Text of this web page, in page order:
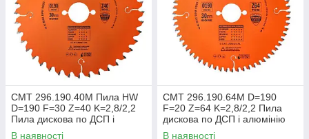
СМТ 296.190.40M Пила HW
D=190 F=30 Z=40 K=2,8/2,2
Пила дискова по ДСП і
алюмінію
В наявності
СМТ 296.190.64M D=190
F=20 Z=64 K=2,8/2,2 Пила
дискова по ДСП і алюмінію
В наявності